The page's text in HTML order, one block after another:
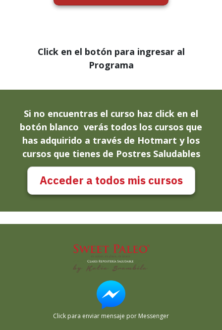
Click en el botón para ingresar al
Programa
Si no encuentras el curso haz click en el
botón blanco verás todos los cursos que
has adquirido a través de Hotmart y los
cursos que tienes de Postres Saludables
Acceder a todos mis cursos
Click para enviar mensaje por Messenger